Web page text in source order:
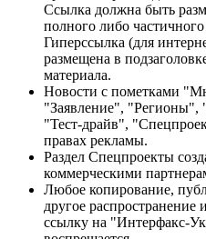
Ссылка должна быть
полного либо
Гиперссылка (для
размещена в
материала.
Новости с пометками
"Заявление",
"Тест-драйв",
правах рекламы.
Раздел Спецпроекты
коммерческими
Любое копирование,
другое
ссылку на "Интерфакс-